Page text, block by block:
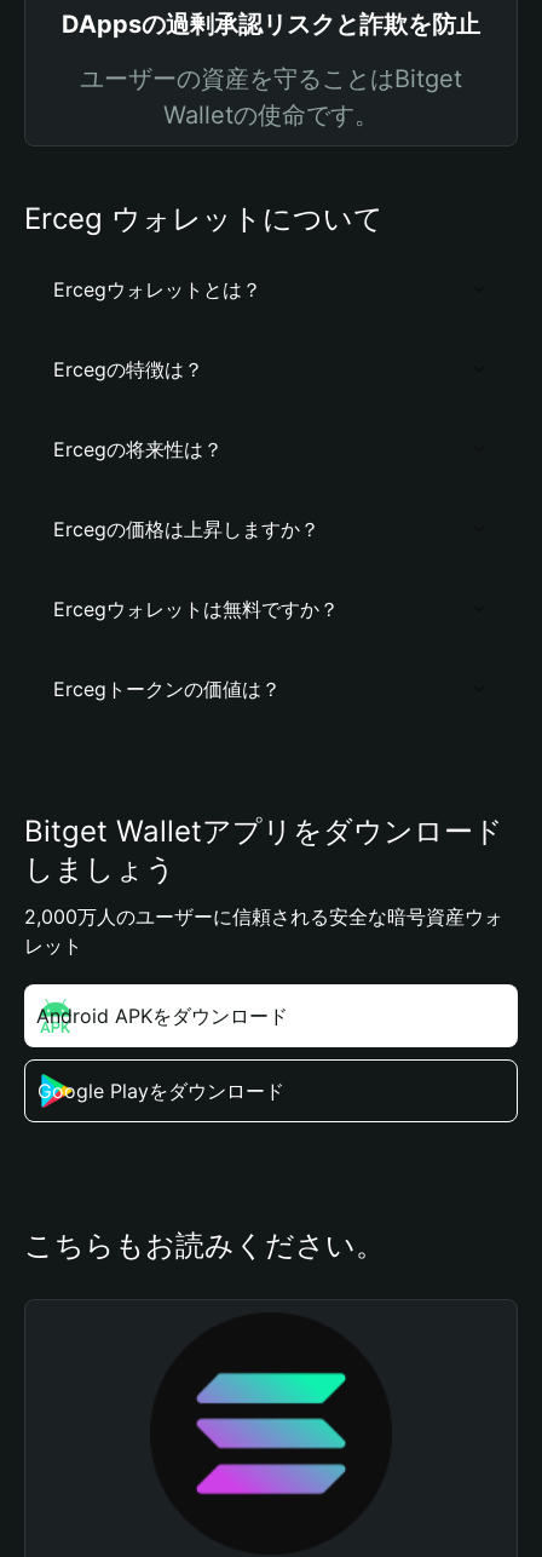
DAppsの過剰承認リスクと詐欺を防止
ユーザーの資産を守ることはBitget
Walletの使命です。
Erceg ウォレットについて
Ercegウォレットとは？
Ercegの特徴は？
Ercegの将来性は？
Ercegの価格は上昇しますか？
Ercegウォレットは無料ですか？
Ercegトークンの価値は？
Bitget Walletアプリをダウンロード
しましょう
2,000万人のユーザーに信頼される安全な暗号資産ウォ
レット
Android APKをダウンロード
Google Playをダウンロード
こちらもお読みください。